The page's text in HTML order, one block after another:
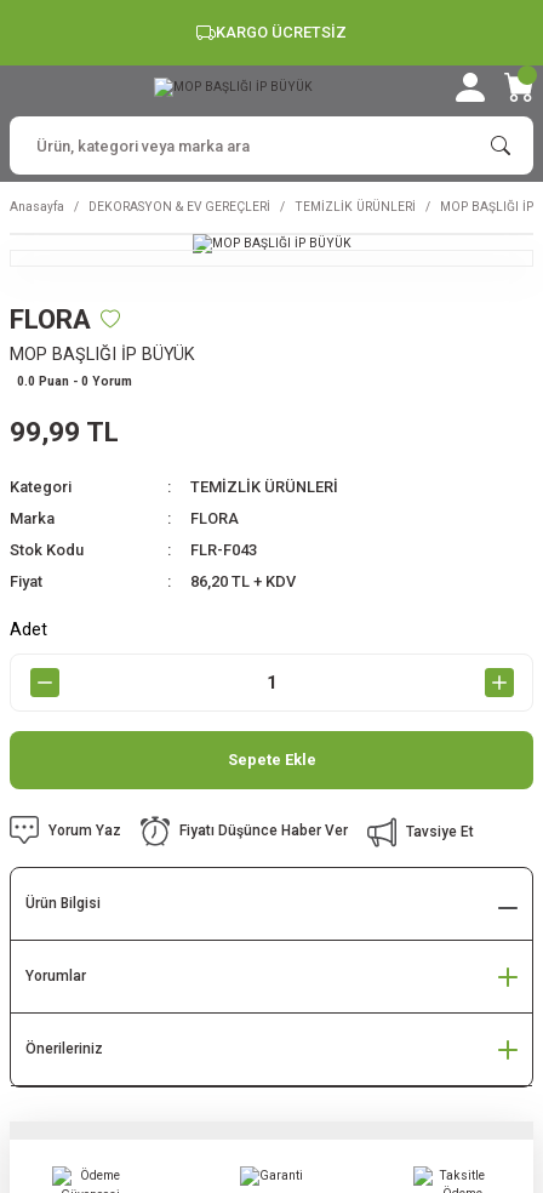
KARGO ÜCRETSİZ
Anasayfa DEKORASYON & EV GEREÇLERİ TEMİZLİK ÜRÜNLERİ MOP BAŞLIĞI İP
FLORA
MOP BAŞLIĞI İP BÜYÜK
0.0 Puan - 0 Yorum
99,99 TL
Kategori
TEMİZLİK ÜRÜNLERİ
Marka
FLORA
Stok Kodu
FLR-F043
Fiyat
86,20 TL + KDV
Adet
Sepete Ekle
Yorum Yaz Fiyatı Düşünce Haber Ver Tavsiye Et
Ürün Bilgisi
Yorumlar
Önerileriniz